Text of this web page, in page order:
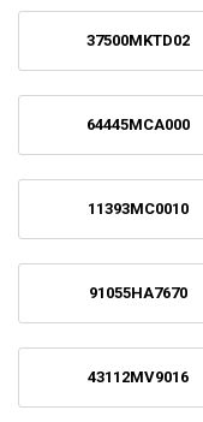
37500MKTD02
64445MCA000
11393MC0010
91055HA7670
43112MV9016